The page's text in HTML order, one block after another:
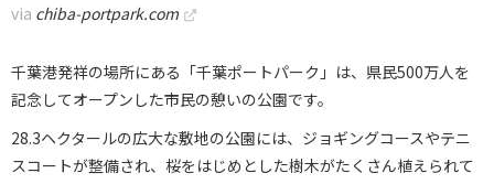
via chiba-portpark.com
千葉港発祥の場所にある「千葉ポートパーク」は、県民500万人を
記念してオープンした市民の憩いの公園です。
28.3ヘクタールの広大な敷地の公園には、ジョギングコースやテニ
スコートが整備され、桜をはじめとした樹木がたくさん植えられて